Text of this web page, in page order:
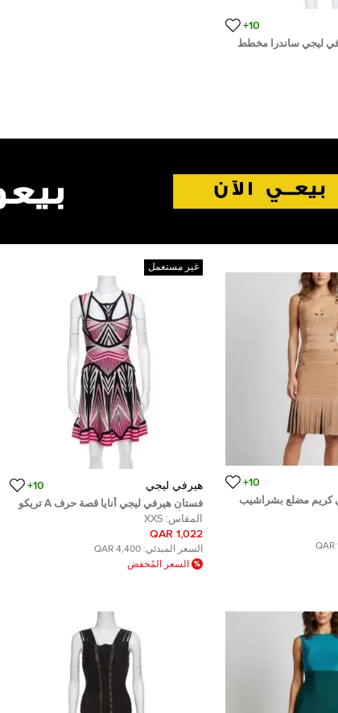
10+
ليجي ساندرا مخطط
10+
كريم مضلع بشراشيب
غير مستعمل
هيرفي ليجي 10+
فستان هيرفي ليجي أنايا قصة حرف A تريكو
نمط أزتك جاكار XXS
المقاس: XXS
1,022 QAR
السعر المبدئي: 4,400 QAR
السعر المُخفض